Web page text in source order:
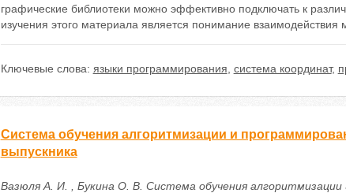
графические библиотеки можно эффективно подключать к
изучения этого материала является понимание взаимодействия
Ключевые слова: языки программирования система координат,
Система обучения алгоритмизации и
выпускника
Вазюля А. И. , Букина О. В. Система обучения